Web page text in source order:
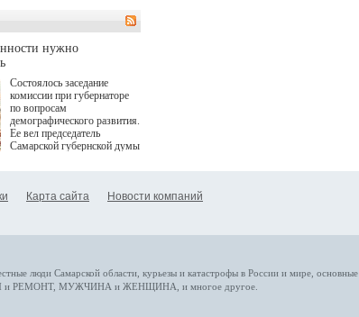
определенными барьерами.
К ним можно отнести
возникающие при работе с
данными пациентов. Для
более динамичного роста
проникновения инноваций в
сегмент необходимо кросс-
отраслевое взаимодействие
рассказала Ольга Сорокина,
ходе сессии "Развитие
качества жизни" в рамках
ПМЭФ 2025. В дискуссии
нужно
Состоялось заседание
комиссии при губернаторе
по вопросам
демографического развития.
Ее вел председатель
Самарской губернской думы
Карта сайта Новости компаний
люди Самарской области, курьезы и катастрофы в России и мире , основные
и РЕМОНТ, МУЖЧИНА и ЖЕНЩИНА , и многое другое